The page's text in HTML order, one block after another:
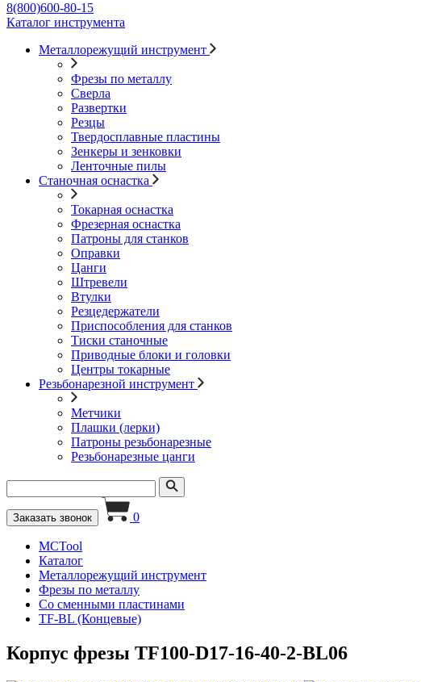
8(800)600-80-15
Каталог инструмента
Металлорежущий инструмент
Фрезы по металлу
Сверла
Развертки
Резцы
Твердосплавные пластины
Зенкеры и зенковки
Ленточные пилы
Станочная оснастка
Токарная оснастка
Фрезерная оснастка
Патроны для станков
Оправки
Цанги
Штревели
Втулки
Резцедержатели
Приспособления для станков
Тиски станочные
Приводные блоки и головки
Центры токарные
Резьбонарезной инструмент
Метчики
Плашки (лерки)
Патроны резьбонарезные
Резьбонарезные цанги
Заказать звонок 0
MCTool
Каталог
Металлорежущий инструмент
Фрезы по металлу
Со сменными пластинами
TF-BL (Концевые)
Корпус фрезы TF100-D17-16-40-2-BL06